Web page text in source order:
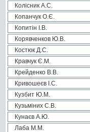
Колісник А.С.
Копанчук О.Є.
Копитін І.В.
Корявченков Ю.В.
Костюк Д.С.
Кравчук Є.М.
Крейденко В.В.
Кривошеєв І.С.
Кузбит Ю.М.
Кузьміних С.В.
Кунаєв А.Ю.
Лаба М.М.